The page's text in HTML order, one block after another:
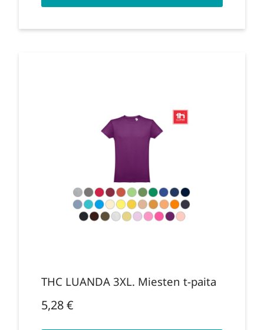
THC LUANDA 3XL. Miesten t-paita
5,28€